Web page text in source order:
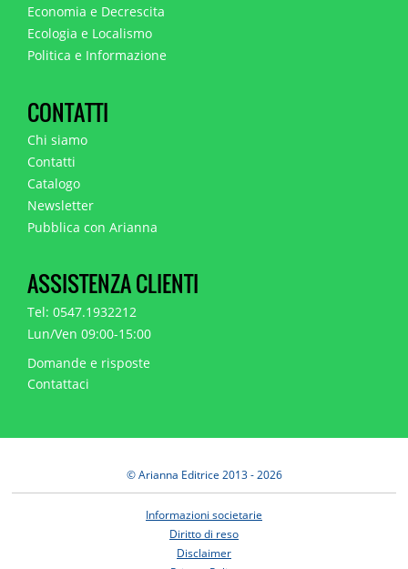
Economia e Decrescita
Ecologia e Localismo
Politica e Informazione
CONTATTI
Chi siamo
Contatti
Catalogo
Newsletter
Pubblica con Arianna
ASSISTENZA CLIENTI
Tel: 0547.1932212
Lun/Ven 09:00-15:00
Domande e risposte
Contattaci
© Arianna Editrice 2013 - 2026
Informazioni societarie
Diritto di reso
Disclaimer